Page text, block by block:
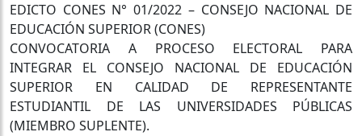
EDICTO CONES N° 01/2022 – CONSEJO NACIONAL DE
EDUCACIÓN SUPERIOR (CONES)
CONVOCATORIA A PROCESO ELECTORAL PARA
INTEGRAR EL CONSEJO NACIONAL DE EDUCACIÓN
SUPERIOR EN CALIDAD DE REPRESENTANTE
ESTUDIANTIL DE LAS UNIVERSIDADES PÚBLICAS
(MIEMBRO SUPLENTE).